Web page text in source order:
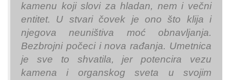
kamenu koji slovi za hladan, nem i večni
entitet. U stvari čovek je ono što klija i
njegova neuništiva moć obnavljanja.
Bezbrojni počeci i nova rađanja. Umetnica
je sve to shvatila, jer potencira vezu
kamena i organskog sveta u svojim